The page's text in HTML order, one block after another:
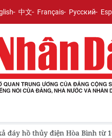
中文 Français Русский
khẩn cấp sơ tán 84 hộ dân